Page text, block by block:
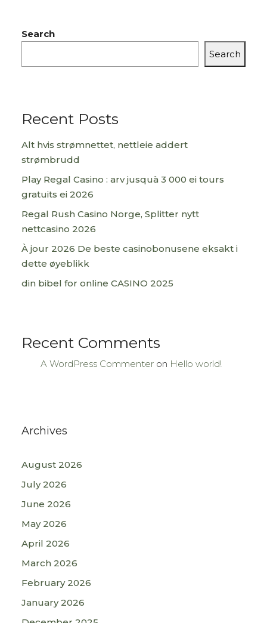
Search
Search
Recent Posts
Alt hvis strømnettet, nettleie addert
strømbrudd
Play Regal Casino : arv jusquà 3 000 ei tours
gratuits ei 2026
Regal Rush Casino Norge, Splitter nytt
nettcasino 2026
À jour 2026 De beste casinobonusene eksakt i
dette øyeblikk
din bibel for online CASINO 2025
Recent Comments
A WordPress Commenter on Hello world!
Archives
August 2026
July 2026
June 2026
May 2026
April 2026
March 2026
February 2026
January 2026